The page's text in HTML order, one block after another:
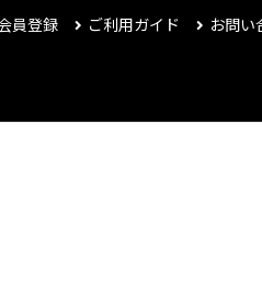
員登録 ご利用ガイド お問い